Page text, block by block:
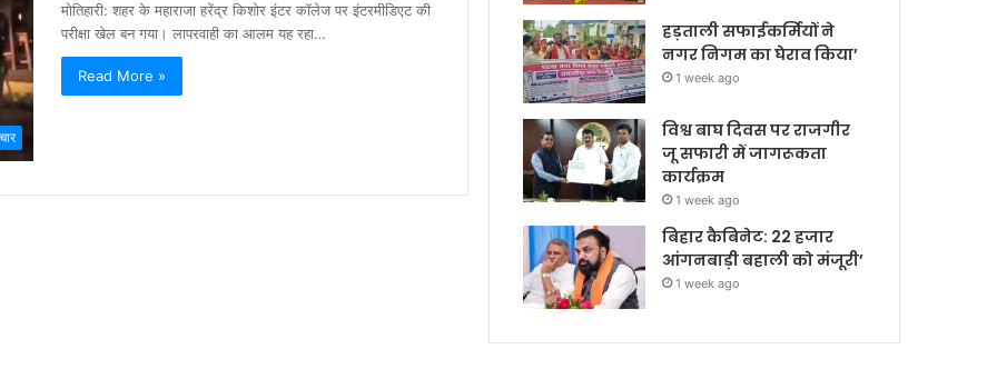
मोतिहारी: शहर के महाराजा हरेंद्र किशोर इंटर कॉलेज पर इंटरमीडिएट की
परीक्षा खेल बन गया। लापरवाही का आलम यह रहा…
Read More »
हड़ताली सफाईकर्मियों ने
नगर निगम का घेराव किया’
1 week ago
विश्व बाघ दिवस पर राजगीर
जू सफारी में जागरूकता
कार्यक्रम
1 week ago
बिहार कैबिनेट: 22 हजार
आंगनबाड़ी बहाली को मंजूरी’
1 week ago